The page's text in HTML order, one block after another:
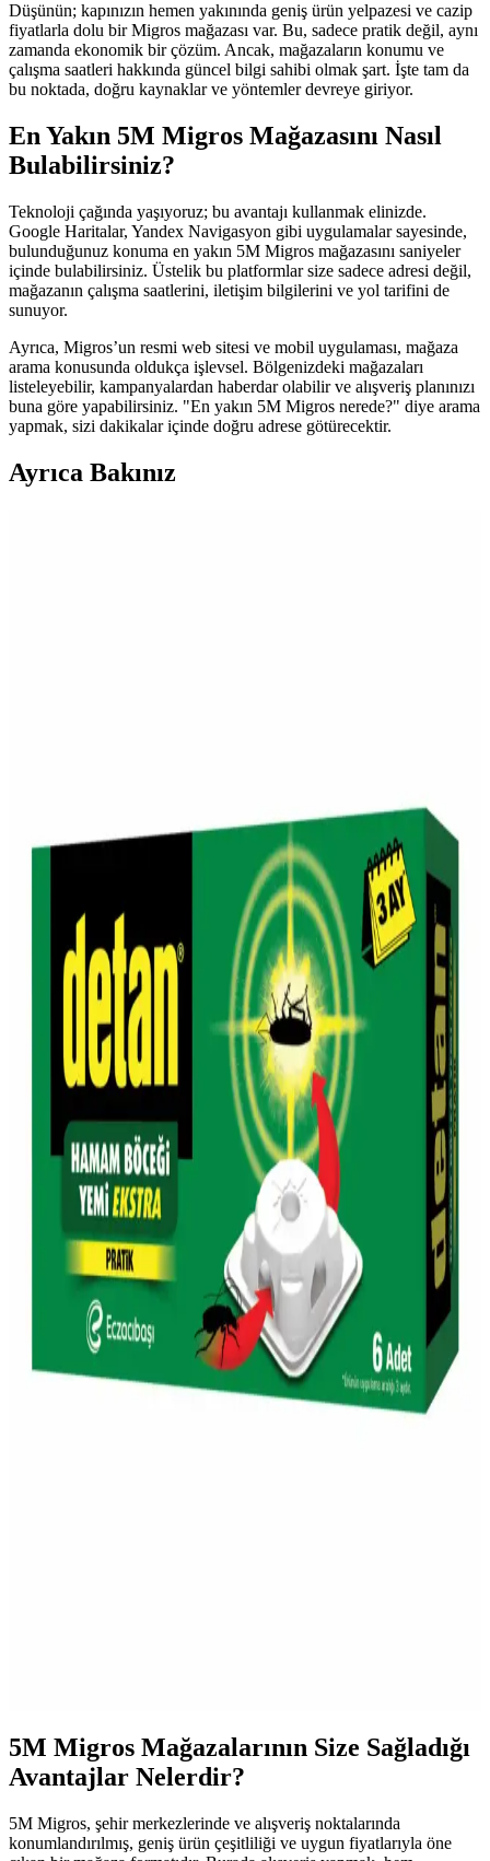
Düşünün; kapınızın hemen yakınında geniş ürün yelpazesi ve cazip
fiyatlarla dolu bir Migros mağazası var. Bu, sadece pratik değil, aynı
zamanda ekonomik bir çözüm. Ancak, mağazaların konumu ve
çalışma saatleri hakkında güncel bilgi sahibi olmak şart. İşte tam da
bu noktada, doğru kaynaklar ve yöntemler devreye giriyor.
En Yakın 5M Migros Mağazasını Nasıl
Bulabilirsiniz?
Teknoloji çağında yaşıyoruz; bu avantajı kullanmak elinizde.
Google Haritalar, Yandex Navigasyon gibi uygulamalar sayesinde,
bulunduğunuz konuma en yakın 5M Migros mağazasını saniyeler
içinde bulabilirsiniz. Üstelik bu platformlar size sadece adresi değil,
mağazanın çalışma saatlerini, iletişim bilgilerini ve yol tarifini de
sunuyor.
Ayrıca, Migros’un resmi web sitesi ve mobil uygulaması, mağaza
arama konusunda oldukça işlevsel. Bölgenizdeki mağazaları
listeleyebilir, kampanyalardan haberdar olabilir ve alışveriş planınızı
buna göre yapabilirsiniz. "En yakın 5M Migros nerede?" diye arama
yapmak, sizi dakikalar içinde doğru adrese götürecektir.
Ayrıca Bakınız
Gara Guzu Bira'nın Migros'taki Satış Durumu ve
Piyasa Konumu Hakkında Bilgiler
Gara Guzu Bira, Migros'ta bulunabilen uygun fiyatlı yerel bir
alkollü içecek seçeneğidir. Ürün hakkında detaylı teknik bilgiler
sınırlı olsa da, erişilebilirliği ve yerel üretim özelliğiyle tüketicilere
çeşitli tercih imkanları sağlar.
Simli Şarap ve Migros'ta Bulunabilirliği Hakkında
Güncel Bilgiler
Simli şarap, görsel ve tat açısından dikkat çekici özel bir içecektir.
Migros'ta bulunma durumu mağazaya göre değişebilir, stok ve
bölgeye bağlıdır. Detaylar ve ipuçları için okuyun.
Migros'un Türkiye'deki Yeri ve Güncel Market
Alışkanlıklarındaki Rolü
Migros, Türkiye'nin köklü market zinciri olarak geniş ürün yelpazesi
ve dijital platformlarıyla günümüz alışkanlıklarına uyum sağlıyor.
Migros'ta Protein Yoğurdu: Sağlıklı ve Besleyici
Alternatifler ile Dengeli Beslenme
Migros'un protein yoğurdu ürünleri, yüksek protein içeriği ve çeşitli
tatlarıyla sağlıklı yaşam ve sporcular için ideal, pratik ve besleyici bir
alternatif sunar.
5M Migros Mağazalarının Size Sağladığı
Avantajlar Nelerdir?
5M Migros, şehir merkezlerinde ve alışveriş noktalarında
konumlandırılmış, geniş ürün çeşitliliği ve uygun fiyatlarıyla öne